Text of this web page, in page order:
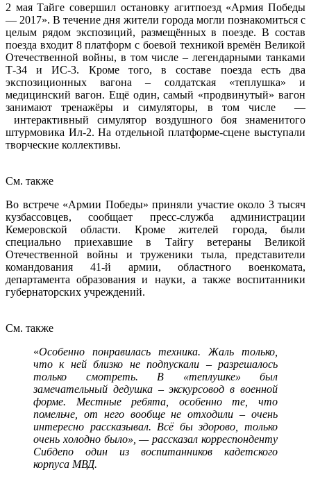
2 мая Тайге совершил остановку агитпоезд «Армия Победы
— 2017». В течение дня жители города могли познакомиться с
целым рядом экспозиций, размещённых в поезде. В состав
поезда входит 8 платформ с боевой техникой времён Великой
Отечественной войны, в том числе – легендарными танками
Т-34 и ИС-3. Кроме того, в составе поезда есть два
экспозиционных вагона – солдатская «теплушка» и
медицинский вагон. Ещё один, самый «продвинутый» вагон
занимают тренажёры и симуляторы, в том числе —
интерактивный симулятор воздушного боя знаменитого
штурмовика Ил-2. На отдельной платформе-сцене выступали
творческие коллективы.
См. также
Во встрече «Армии Победы» приняли участие около 3 тысяч
кузбассовцев, сообщает пресс-служба администрации
Кемеровской области. Кроме жителей города, были
специально приехавшие в Тайгу ветераны Великой
Отечественной войны и труженики тыла, представители
командования 41-й армии, областного военкомата,
департамента образования и науки, а также воспитанники
губернаторских учреждений.
См. также
«Особенно понравилась техника. Жаль только,
что к ней близко не подпускали – разрешалось
только смотреть. В «теплушке» был
замечательный дедушка – экскурсовод в военной
форме. Местные ребята, особенно те, что
помельче, от него вообще не отходили – очень
интересно рассказывал. Всё бы здорово, только
очень холодно было», — рассказал корреспонденту
Сибдепо один из воспитанников кадетского
корпуса МВД.